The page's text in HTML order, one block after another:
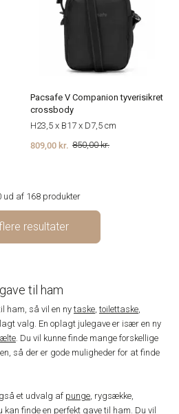
Pacsafe V Companion tyverisikret
crossbody
H23,5 x B17 x D7,5 cm
850,00 kr.
809,00 kr.
ud af 168 produkter
resultater
til ham
ham, så vil en nytaske,toilettaske,
valg. En oplagt julegave er især en ny
. Du vil kunne finde mange forskellige
så der er gode muligheder for at finde
et udvalg af punge, rygsække,
finde en perfekt gave til ham. Du vil